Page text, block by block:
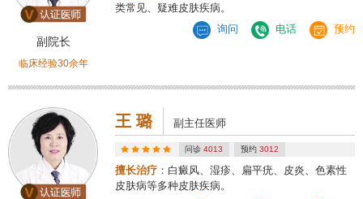
副院长
临床经验30余年
类常见、疑难皮肤疾病。
询问
电话 预约
王 璐 副主任医师
问诊4013 预约 3012
擅长治疗 ：白癜风、湿疹、扁平疣、皮炎、色素性
皮肤病等多种皮肤疾病。